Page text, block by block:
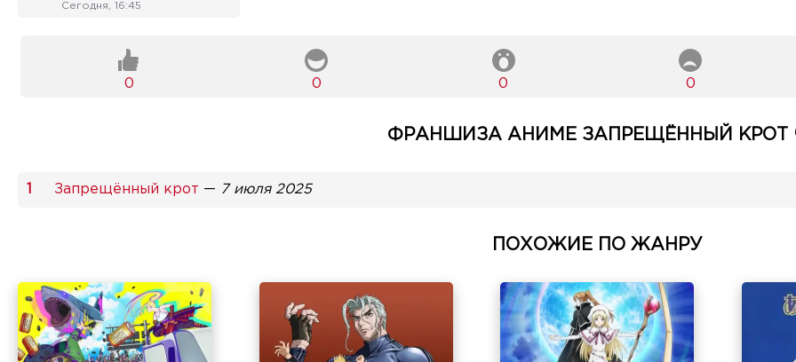
Сегодня, 16:45
0 0 0 0
ФРАНШИЗА АНИМЕ ЗАПРЕЩЁННЫЙ КРОТ
Запрещённый крот — 7 июля 2025
ПОХОЖИЕ ПО ЖАНРУ